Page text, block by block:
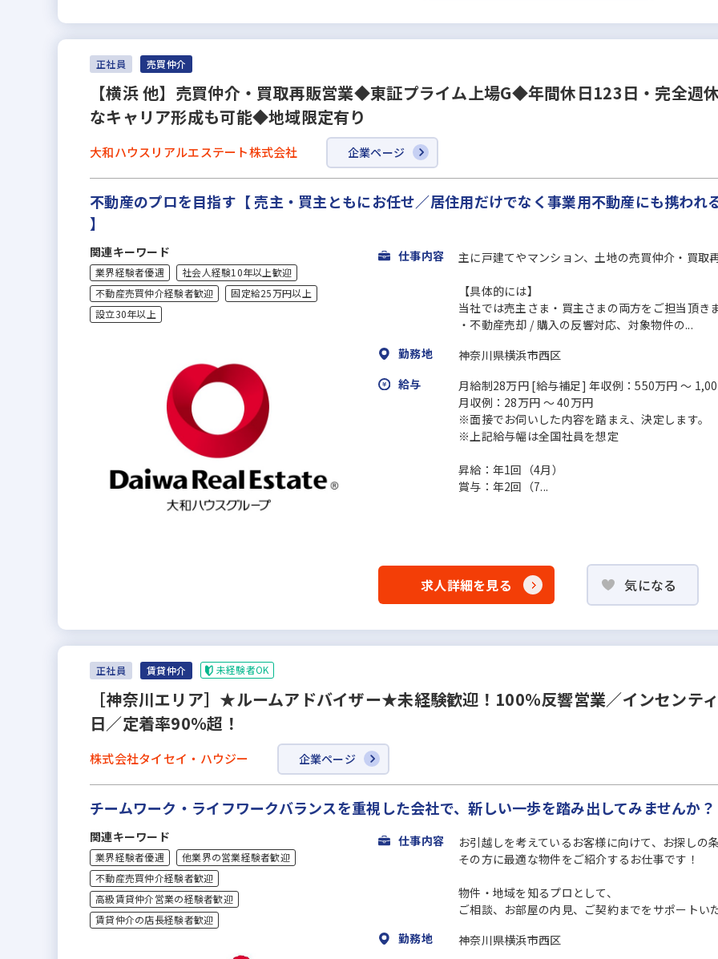
正社員 売買仲介
【横浜 他】売買仲介・買取再販営業◆東証プライム上場G◆年間休日123日・完全
なキャリア形成も可能◆地域限定有り
大和ハウスリアルエステート株式会社 企業ページ
不動産のプロを目指す【 売主・買主ともにお任せ／居住用だけでなく事業用不動産にも携われ
】
関連キーワード
業界経験者優遇
社会人経験10年以上歓迎
不動産売買仲介経験者歓迎
固定給25万円以上
設立30年以上
仕事内容 主に戸建てやマンション、土地の売買仲介・買取
【具体的には】
当社では売主さま・買主さまの両方をご担当頂きま
・不動産売却 / 購入の反響対応、対象物件の...
勤務地
神奈川県横浜市西区
給与
月給制28万円 [給与補足] 年収例：550万円 ～
月収例：28万円 ～ 40万円
※面接でお伺いした内容を踏まえ、決定します。
※上記給与幅は全国社員を想定
昇給：年1回（4月）
賞与：年2回（7...
求人詳細を見る 気になる
正社員 賃貸仲介 未経験者OK
［神奈川エリア］★ルームアドバイザー★未経験歓迎！100％反響営業／インセンテ
日／定着率90％超！
株式会社タイセイ・ハウジー 企業ページ
チームワーク・ライフワークバランスを重視した会社で、新しい一歩を踏み出してみませんか？
関連キーワード
業界経験者優遇
他業界の営業経験者歓迎
不動産売買仲介経験者歓迎
高級賃貸仲介営業の経験者歓迎
賃貸仲介の店長経験者歓迎
仕事内容
お引越しを考えているお客様に向けて、お探しの
その方に最適な物件をご紹介するお仕事です！
物件・地域を知るプロとして、
ご相談、お部屋の内見、ご契約までをサポートい
勤務地
神奈川県横浜市西区